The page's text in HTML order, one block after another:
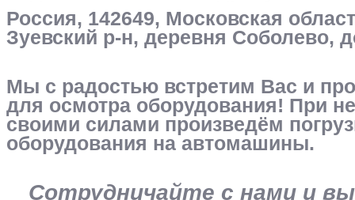
Россия, 142649, Московская
Зуевский р-н, деревня Соболево,
Мы с радостью встретим Вас и
для осмотра оборудования! При
своими силами произведём
оборудования на автомашины.
Сотрудничайте с нами и вы